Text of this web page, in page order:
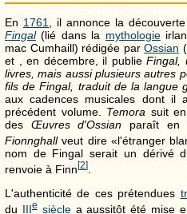
En 1761, il annonce la
Fingal(lié dans la mythologie
mac Cumhaill) rédigée parOssian
et , en décembre, il publie Fingal,
livres, mais aussi plusieurs autres
fils de Fingal, traduit de la langue
aux cadences musicales dont il
précédent volume. Temora suit en
des Œuvres d'Ossian paraît en
Fionnghallveut dire «l'étranger
nom de Fingal serait un dérivé
renvoie à Finn[2]
L'authenticité de ces prétendues
du IIIesièclea aussitôt été mise